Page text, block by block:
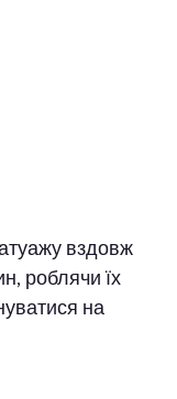
вздовж
роблячи їх
на